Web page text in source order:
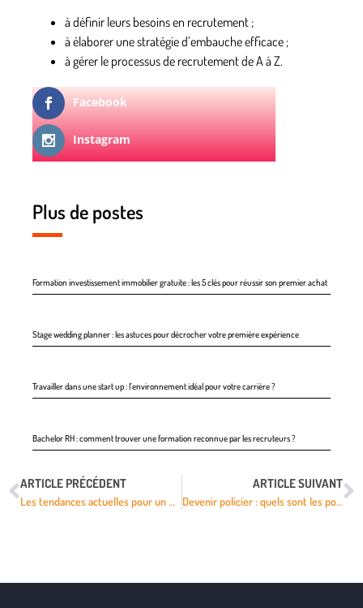
à définir leurs besoins en recrutement ;
à élaborer une stratégie d’embauche efficace ;
à gérer le processus de recrutement de A à Z.
Facebook
Instagram
Plus de postes
Formation investissement immobilier gratuite : les 5 clés pour réussir son premier achat
Stage wedding planner : les astuces pour décrocher votre première expérience
Travailler dans une start up : l’environnement idéal pour votre carrière ?
Bachelor RH : comment trouver une formation reconnue par les recruteurs ?
ARTICLE PRÉCÉDENT
Les tendances actuelles pour un CV qui se démarque
ARTICLE SUIVANT
Devenir policier : quels sont les points à prendre en considération ?